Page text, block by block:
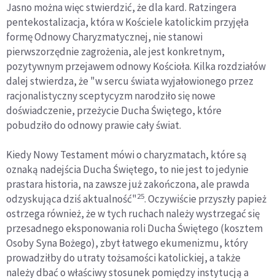
Jasno można więc stwierdzić, że dla kard. Ratzingera
pentekostalizacja, która w Kościele katolickim przyjęła
formę Odnowy Charyzmatycznej, nie stanowi
pierwszorzędnie zagrożenia, ale jest konkretnym,
pozytywnym przejawem odnowy Kościoła. Kilka rozdziałów
dalej stwierdza, że "w sercu świata wyjałowionego przez
racjonalistyczny sceptycyzm narodziło się nowe
doświadczenie, przeżycie Ducha Świętego, które
pobudziło do odnowy prawie cały świat.
Kiedy Nowy Testament mówi o charyzmatach, które są
oznaką nadejścia Ducha Świętego, to nie jest to jedynie
prastara historia, na zawsze już zakończona, ale prawda
odzyskująca dziś aktualność"25. Oczywiście przyszły papież
ostrzega również, że w tych ruchach należy wystrzegać się
przesadnego eksponowania roli Ducha Świętego (kosztem
Osoby Syna Bożego), zbyt łatwego ekumenizmu, który
prowadziłby do utraty tożsamości katolickiej, a także
należy dbać o właściwy stosunek pomiędzy instytucją a